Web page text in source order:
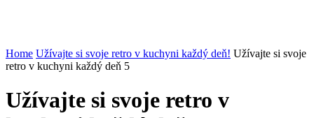
Home Užívajte si svoje retro v kuchyni každý deň! Užívajte si svoje
retro v kuchyni každý deň 5
Užívajte si svoje retro v